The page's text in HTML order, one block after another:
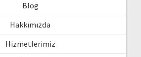
Blog
Hakkımızda
Hizmetlerimiz